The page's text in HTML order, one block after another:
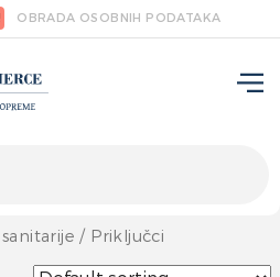
OBRADA OSOBNIH PODATAKA
/ Priključci